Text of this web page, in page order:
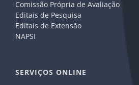
Comissão Própria de Avaliação
Editais de Pesquisa
Editais de Extensão
NAPSI
SERVIÇOS ONLINE